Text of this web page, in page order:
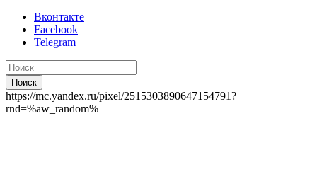
Вконтакте
Facebook
Telegram
Поиск
https://mc.yandex.ru/pixel/2515303890647154791?
rnd=%aw_random%